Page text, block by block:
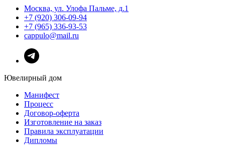
Москва, ул. Улофа Пальме, д.1
+7 (920) 306-09-94
+7 (965) 336-93-53
cappulo@mail.ru
Ювелирный дом
Манифест
Процесс
Договор-оферта
Изготовление на заказ
Правила эксплуатации
Дипломы